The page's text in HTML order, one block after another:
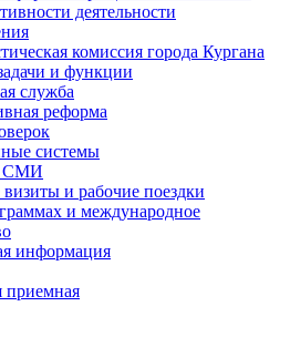
деятельности
комиссия города Кургана
и функции
служба
реформа
системы
СМИ
и рабочие поездки
и международное
информация
приемная